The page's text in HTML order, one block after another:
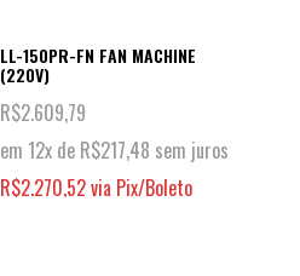
LL-150PR-FN FAN MACHINE
(220V)
R$2.609,79
em 12x de R$217,48 sem juros
R$2.270,52via Pix/Boleto